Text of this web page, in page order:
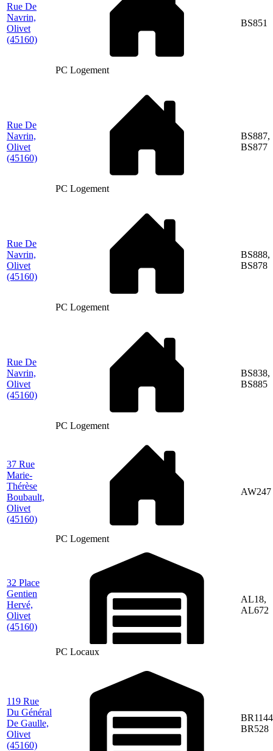
Rue De
Navrin,
Olivet
(45160)
PC Logement
BS851
Rue De
Navrin,
Olivet
(45160)
PC Logement
BS887,
BS877
Rue De
Navrin,
Olivet
(45160)
PC Logement
BS888,
BS878
Rue De
Navrin,
Olivet
(45160)
PC Logement
BS838,
BS885
37 Rue
Marie-
Thérèse
Boubault,
Olivet
(45160)
PC Logement
AW247
32 Place
Gentien
Hervé,
Olivet
(45160)
PC Locaux
AL18,
AL672
119 Rue
Du Général
De Gaulle,
Olivet
(45160)
BR528